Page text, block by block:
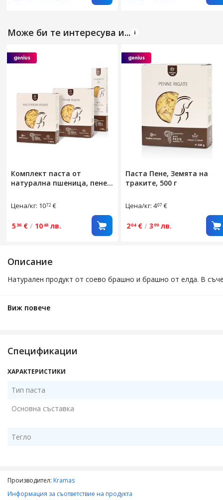
Може би те интересува и...
Комплект паста от
натурална пшеница, пене,
на траките, 3 броя
Цена/кг: 1072 €
536 € / 1048 лв.
Паста Пене, Земята на
траките, 500 г
Цена/кг: 407 €
204 € / 399 лв.
Описание
Натурален продукт от соево брашно и брашно от елда. В
Виж повече
Спецификации
ХАРАКТЕРИСТИКИ
Тип паста
Основна съставка
Тегло
Производител: Kramas
Информация за съответствие на продукта